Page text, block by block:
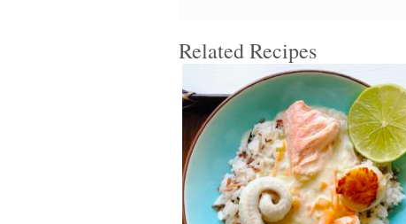
Related Recipes
4 personnes
37 Min